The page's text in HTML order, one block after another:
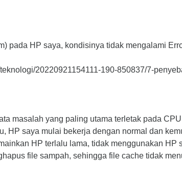
pada HP saya, kondisinya tidak mengalami
20220921154111-190-850837/7-
masalah yang paling utama terletak pada
HP saya mulai bekerja dengan normal dan
HP terlalu lama, tidak menggunakan
file sampah, sehingga file cache tidak